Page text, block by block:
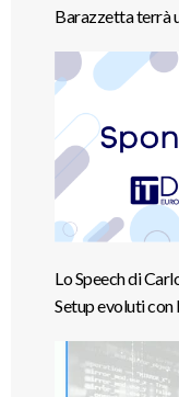
Barazzetta terrà
Lo Speech di
Setup evoluti con